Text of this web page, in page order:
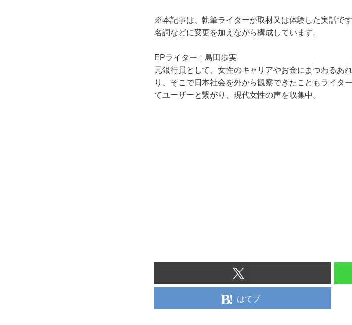
※本記事は、執筆ライターが取材又は体験した実話で
名詞などに変更を加えながら構成しています。
EPライター：島田歩実
元銀行員として、女性のキャリアやお金にまつわるあ
り、そこで日本社会を外から観察できたこともライタ
てユーザーと繋がり、現代女性の声を収集中。
はてブ